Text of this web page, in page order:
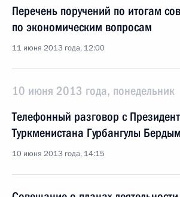
Перечень поручений по итогам
по экономическим вопросам
11 июня 2013 года, 12:00
10 июня 2013 года, понедельник
Телефонный разговор с
Туркменистана Гурбангулы
10 июня 2013 года, 14:15